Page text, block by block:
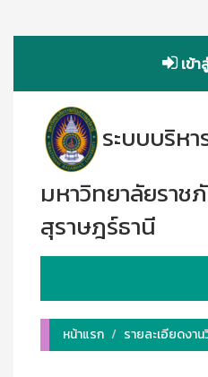
เข้า
ระบบบริห
มหาวิทยาลัยราช
สุราษฎร์ธานี
หน้าแรก
รายละเอียดงา